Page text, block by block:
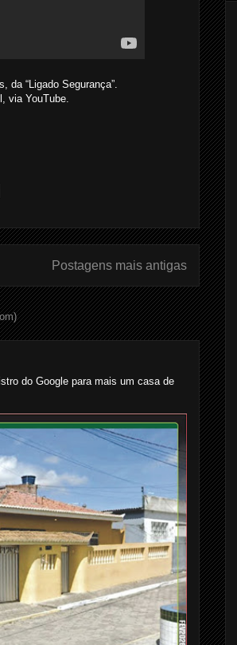
da “Ligado Segurança”.
via YouTube.
Postagens mais antigas
do Google para mais um casa de